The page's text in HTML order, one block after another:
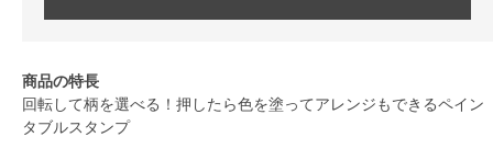
商品の特長
回転して柄を選べる！押したら色を塗ってアレンジもできるペイン
タブルスタンプ